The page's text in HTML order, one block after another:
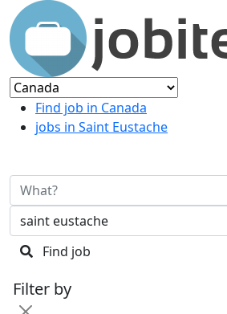
Find job in Canada
jobs in Saint Eustache
Find job
Filter by